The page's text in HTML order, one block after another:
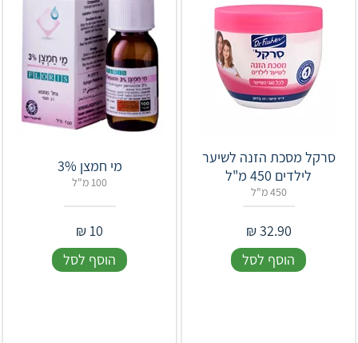
סרקל מסכת הזנה לשיער
לילדים 450 מ"ל
450 מ"ל
32.90
₪
הוסף לסל
מי חמצן 3%
100 מ"ל
10
₪
הוסף לסל